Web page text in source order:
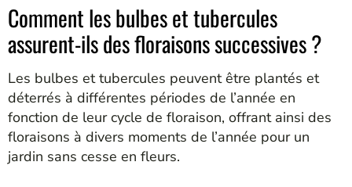
Comment les bulbes et tubercules
assurent-ils des floraisons successives ?
Les bulbes et tubercules peuvent être plantés et
déterrés à différentes périodes de l’année en
fonction de leur cycle de floraison, offrant ainsi des
floraisons à divers moments de l’année pour un
jardin sans cesse en fleurs.